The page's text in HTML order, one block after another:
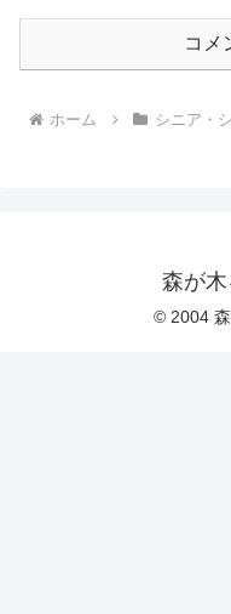
コメ
ホーム シニア・
森が木
© 2004 森